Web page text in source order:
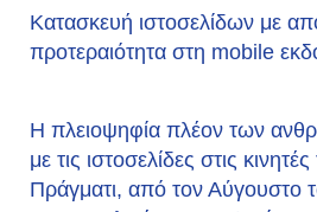
Κατασκευή ιστοσελίδων με
προτεραιότητα στη mobile
Η πλειοψηφία πλέον των
με τις ιστοσελίδες στις
Πράγματι, από τον Αύγουστο